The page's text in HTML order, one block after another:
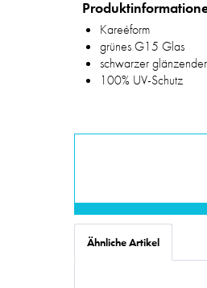
Kareéform
grünes G15 Glas
schwarzer
100% UV-Schutz
Ähnliche Artikel